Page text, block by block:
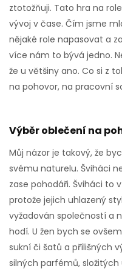
ztotožňuji. Tato hra na
vývoj v čase. Čím jsme
nějaké role napasovat a
více nám to bývá jedno.
že u většiny ano. Co si z
na pohovor, na pracovní
Výběr oblečení na
Můj názor je takový, že
svému naturelu. Šviháci
zase pohodáři. Šviháci to
protože jejich uhlazený
vyžadován společností a
hodí. U žen bych se
sukní či šatů a přílišných
silných parfémů,